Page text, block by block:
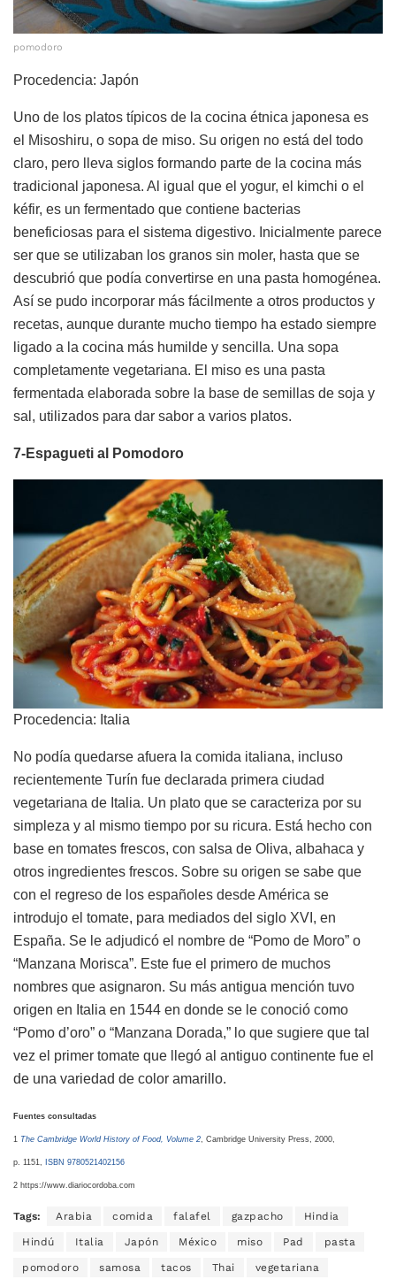
pomodoro
Procedencia: Japón
Uno de los platos típicos de la cocina étnica japonesa es
el Misoshiru, o sopa de miso. Su origen no está del todo
claro, pero lleva siglos formando parte de la cocina más
tradicional japonesa. Al igual que el yogur, el kimchi o el
kéfir, es un fermentado que contiene bacterias
beneficiosas para el sistema digestivo. Inicialmente parece
ser que se utilizaban los granos sin moler, hasta que se
descubrió que podía convertirse en una pasta homogénea.
Así se pudo incorporar más fácilmente a otros productos y
recetas, aunque durante mucho tiempo ha estado siempre
ligado a la cocina más humilde y sencilla. Una sopa
completamente vegetariana. El miso es una pasta
fermentada elaborada sobre la base de semillas de soja y
sal, utilizados para dar sabor a varios platos.
7-Espagueti al Pomodoro
Procedencia: Italia
No podía quedarse afuera la comida italiana, incluso
recientemente Turín fue declarada primera ciudad
vegetariana de Italia. Un plato que se caracteriza por su
simpleza y al mismo tiempo por su ricura. Está hecho con
base en tomates frescos, con salsa de Oliva, albahaca y
otros ingredientes frescos. Sobre su origen se sabe que
con el regreso de los españoles desde América se
introdujo el tomate, para mediados del siglo XVI, en
España. Se le adjudicó el nombre de “Pomo de Moro” o
“Manzana Morisca”. Este fue el primero de muchos
nombres que asignaron. Su más antigua mención tuvo
origen en Italia en 1544 en donde se le conoció como
“Pomo d’oro” o “Manzana Dorada,” lo que sugiere que tal
vez el primer tomate que llegó al antiguo continente fue el
de una variedad de color amarillo.
Fuentes consultadas
1 The Cambridge World History of Food, Volume 2 , Cambridge University Press, 2000,
p. 1151, ISBN 9780521402156
2 https://www.diariocordoba.com
Tags: Arabia comida falafel gazpacho Hindia
Hindú Italia Japón México miso Pad pasta
pomodoro samosa tacos Thai vegetariana